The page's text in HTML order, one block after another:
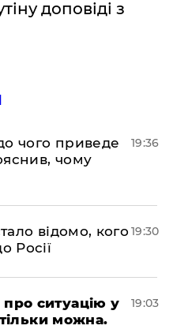
доповіді з
чого приведе
чому
19:36
відомо, кого
Росії
19:30
ситуацію у
можна.
19:03